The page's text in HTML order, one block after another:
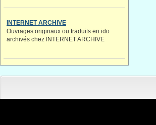
INTERNET ARCHIVE
Ouvrages originaux ou traduits en ido
archivés chez INTERNET ARCHIVE